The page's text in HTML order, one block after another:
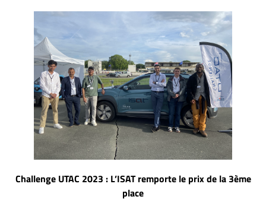
Challenge UTAC 2023 : L’ISAT remporte le prix de la 3ème
place